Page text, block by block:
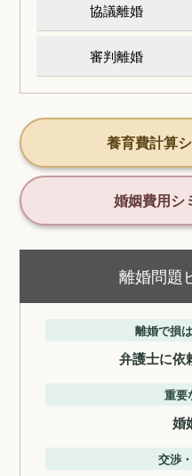
協議離婚
審判離婚
養育費計算
婚姻費用シ
離婚問題
離婚で損
弁護士に依
重要
婚
交渉